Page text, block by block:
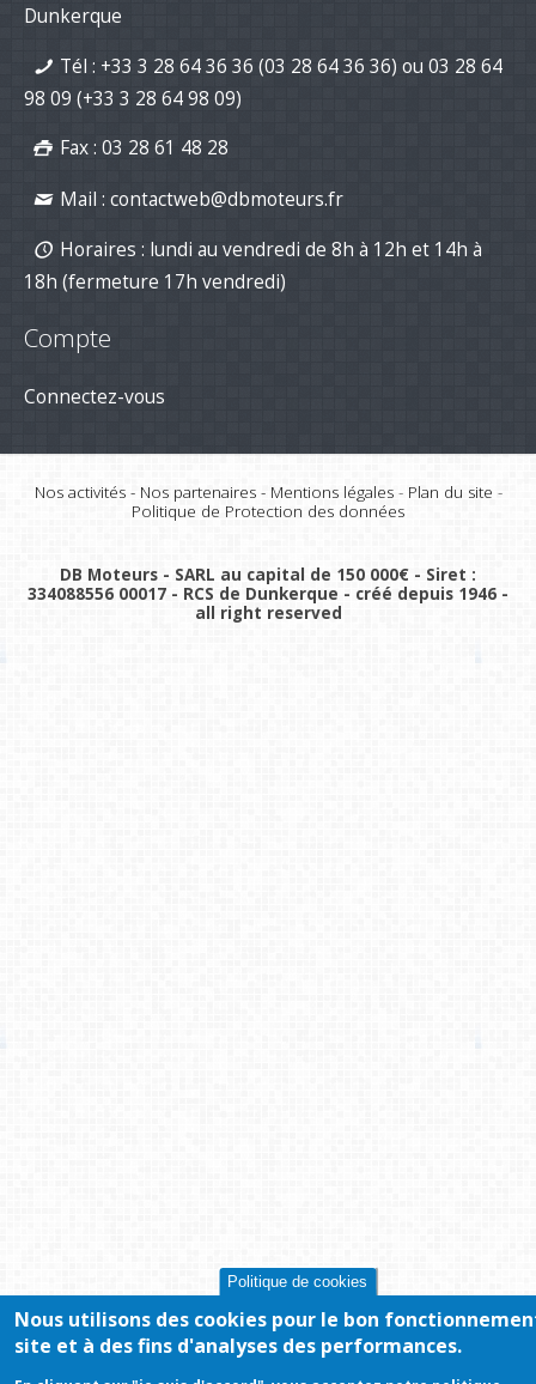
maintenant avec DB Moteurs !
DB Moteurs vous souhaite une
excellente année 2026, pleine de
projets motorisés !
Dunkerque
Tél : +33 3 28 64 36 36 (03 28 64 36 36) ou 03 28 64
98 09 (+33 3 28 64 98 09)
Fax : 03 28 61 48 28
Mail : contactweb@dbmoteurs.fr
Horaires : lundi au vendredi de 8h à 12h et 14h à
18h (fermeture 17h vendredi)
Compte
Connectez-vous
Nos activités- Nos partenaires- Mentions légales- Plan du site -
Politique de Protection des données
DB Moteurs - SARL au capital de 150 000€ - Siret :
334088556 00017 - RCS de Dunkerque - créé depuis 1946 -
all right reserved
Politique de cookies
Nous utilisons des cookies pour le bon
site et à des fins d'analyses des performances.